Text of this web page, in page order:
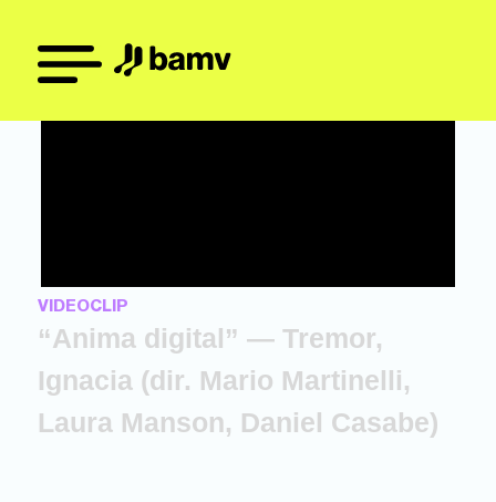
VIDEOCLIP
“Anima digital” — Tremor,
Ignacia (dir. Mario Martinelli,
Laura Manson, Daniel Casabe)